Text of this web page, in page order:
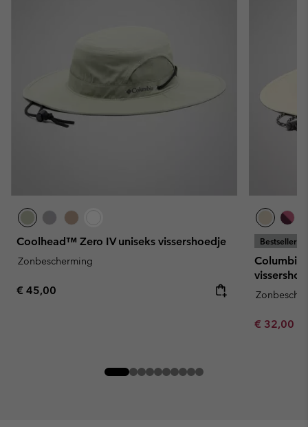
Coolhead™ Zero IV uniseks vissershoedje
Zonbescherming
Regular price:
€ 45,00
Bestseller
Minimum
€ 32,00